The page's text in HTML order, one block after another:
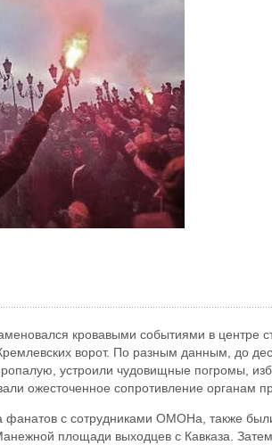
кровавыми событиями в центре
ворот. По разным данным, до
устроили чудовищные погромы,
ожесточенное сопротивление органам
фанатов с сотрудниками ОМОНа, также
площади выходцев с Кавказа.